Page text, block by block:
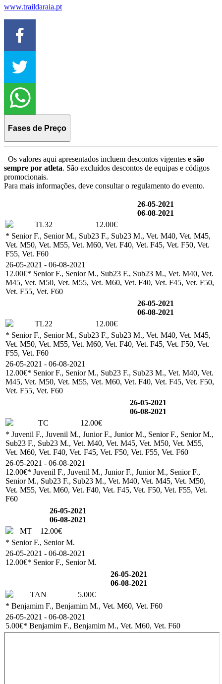
www.traildaraia.pt
Fases de Preço
Os valores aqui apresentados incluem descontos vigentes e são
sempre por atleta. São excluídos descontos de equipas e códigos
promocionais.
Para mais informações, deve consultar o regulamento do evento.
26-05-2021
06-08-2021
TL32
12.00€
* Senior F., Senior M., Sub23 F., Sub23 M., Vet. M40, Vet. M45,
Vet. M50, Vet. M55, Vet. M60, Vet. F40, Vet. F45, Vet. F50, Vet.
F55, Vet. F60
26-05-2021 - 06-08-2021
12.00€* Senior F., Senior M., Sub23 F., Sub23 M., Vet. M40, Vet.
M45, Vet. M50, Vet. M55, Vet. M60, Vet. F40, Vet. F45, Vet. F50,
Vet. F55, Vet. F60
26-05-2021
06-08-2021
TL22
12.00€
* Senior F., Senior M., Sub23 F., Sub23 M., Vet. M40, Vet. M45,
Vet. M50, Vet. M55, Vet. M60, Vet. F40, Vet. F45, Vet. F50, Vet.
F55, Vet. F60
26-05-2021 - 06-08-2021
12.00€* Senior F., Senior M., Sub23 F., Sub23 M., Vet. M40, Vet.
M45, Vet. M50, Vet. M55, Vet. M60, Vet. F40, Vet. F45, Vet. F50,
Vet. F55, Vet. F60
26-05-2021
06-08-2021
TC
12.00€
* Juvenil F., Juvenil M., Junior F., Junior M., Senior F., Senior M.,
Sub23 F., Sub23 M., Vet. M40, Vet. M45, Vet. M50, Vet. M55,
Vet. M60, Vet. F40, Vet. F45, Vet. F50, Vet. F55, Vet. F60
26-05-2021 - 06-08-2021
12.00€* Juvenil F., Juvenil M., Junior F., Junior M., Senior F.,
Senior M., Sub23 F., Sub23 M., Vet. M40, Vet. M45, Vet. M50,
Vet. M55, Vet. M60, Vet. F40, Vet. F45, Vet. F50, Vet. F55, Vet.
F60
26-05-2021
06-08-2021
MT
12.00€
* Senior F., Senior M.
26-05-2021 - 06-08-2021
12.00€* Senior F., Senior M.
26-05-2021
06-08-2021
TAN
5.00€
* Benjamim F., Benjamim M., Vet. M60, Vet. F60
26-05-2021 - 06-08-2021
5.00€* Benjamim F., Benjamim M., Vet. M60, Vet. F60